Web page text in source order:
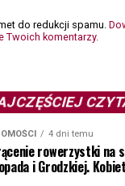
do redukcji spamu.
Twoich komentarzy.
4 dni temu
rowerzystki na
i Grodzkiej.